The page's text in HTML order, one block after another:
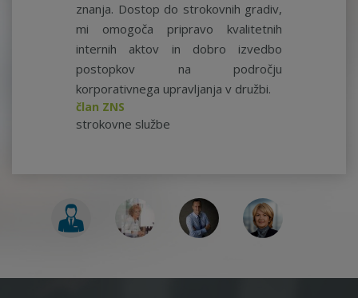
znanja. Dostop do strokovnih gradiv,
mi omogoča pripravo kvalitetnih
internih aktov in dobro izvedbo
postopkov na področju
korporativnega upravljanja v družbi.
član ZNS
strokovne službe